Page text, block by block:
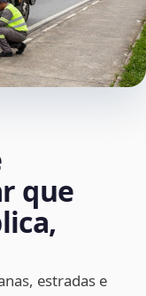
que
estradas e